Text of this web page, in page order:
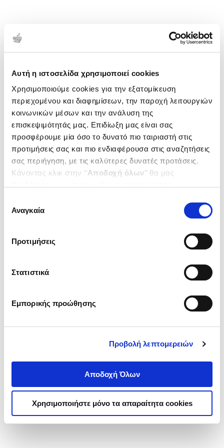
Αυτή η ιστοσελίδα χρησιμοποιεί cookies
Χρησιμοποιούμε cookies για την εξατομίκευση
περιεχομένου και διαφημίσεων, την παροχή λειτουργιών
κοινωνικών μέσων και την ανάλυση της
επισκεψιμότητάς μας. Επιδίωξη μας είναι σας
προσφέρουμε μία όσο το δυνατό πιο ταιριαστή στις
προτιμήσεις σας και πιο ενδιαφέρουσα στις αναζητήσεις
σας περιήγηση, με τις καλύτερες δυνατές προτάσεις.
Κάνοντας κλικ στην ‘’Αποδοχή όλων’’ θα μας
ενδιαφέρουν και να επιλέξετε από τα παρακάτω με την
΄΄και να ενημερωθείτε σχετικά με
συγκατάθεσης
Αναγκαία
Προτιμήσεις
Στατιστικά
Εμπορικής προώθησης
Προβολή λεπτομερειών
Αποδοχή Όλων
Χρησιμοποιήστε μόνο τα απαραίτητα cookies